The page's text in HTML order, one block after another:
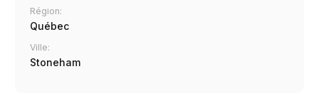
Région:
Québec
Ville:
Stoneham